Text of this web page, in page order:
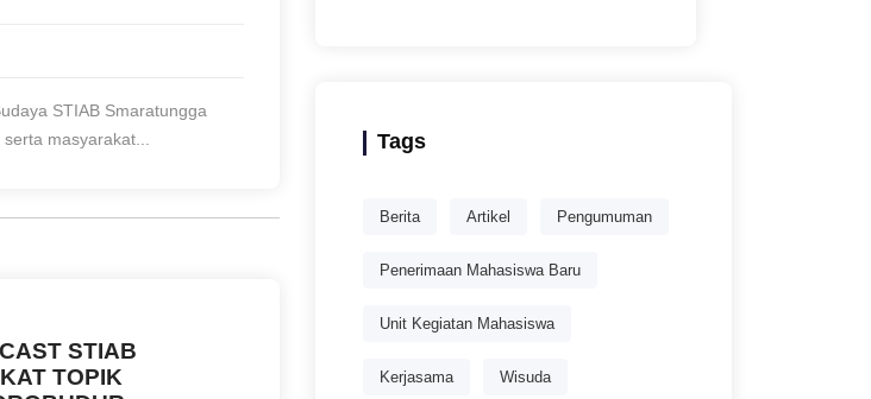
STIAB Smaratungga
masyarakat...
STIAB
TOPIK
Tags
Berita Artikel Pengumuman
Penerimaan Mahasiswa Baru
Unit Kegiatan Mahasiswa
Kerjasama Wisuda